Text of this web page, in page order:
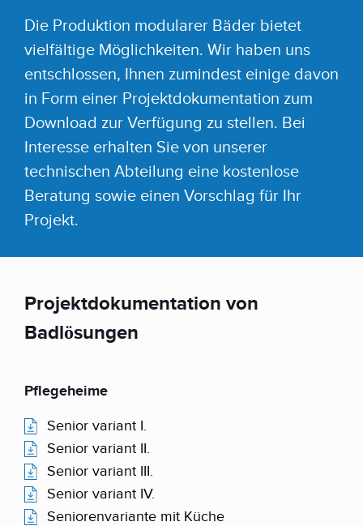
Die Produktion modularer Bäder bietet
vielfältige Möglichkeiten. Wir haben uns
entschlossen, Ihnen zumindest einige davon
in Form einer Projektdokumentation zum
Download zur Verfügung zu stellen. Bei
Interesse erhalten Sie von unserer
technischen Abteilung eine kostenlose
Beratung sowie einen Vorschlag für Ihr
Projekt.
Projektdokumentation von
Badlösungen
Pflegeheime
Senior variant I.
Senior variant II.
Senior variant III.
Senior variant IV.
Seniorenvariante mit Küche